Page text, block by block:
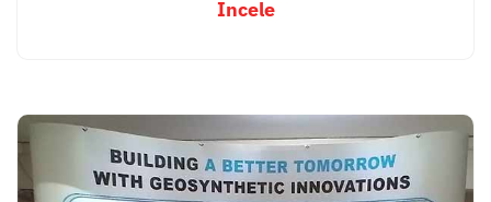
İncele